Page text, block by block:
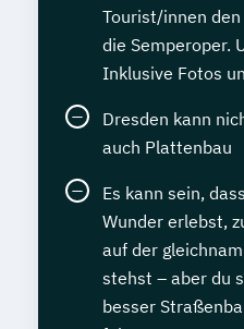
Tourist/innen
die Semperoper.
Inklusive Fotos
Dresden kann
auch Plattenbau
Es kann sein,
Wunder erlebst,
auf der
stehst – aber du
besser